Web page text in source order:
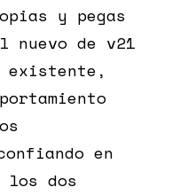
y pegas
de v21
existente,
en
los dos